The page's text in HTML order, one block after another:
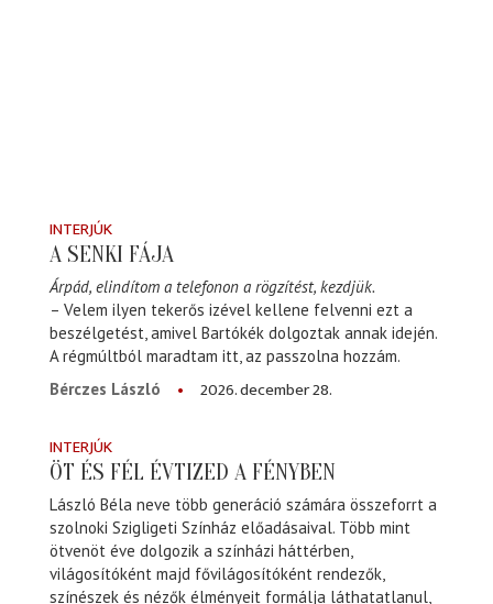
INTERJÚK
A SENKI FÁJA
Árpád, elindítom a telefonon a rögzítést, kezdjük.
– Velem ilyen tekerős izével kellene felvenni ezt a
beszélgetést, amivel Bartókék dolgoztak annak idején.
A régmúltból maradtam itt, az passzolna hozzám.
Bérczes László
2026. december 28.
INTERJÚK
ÖT ÉS FÉL ÉVTIZED A FÉNYBEN
László Béla neve több generáció számára összeforrt a
szolnoki Szigligeti Színház előadásaival. Több mint
ötvenöt éve dolgozik a színházi háttérben,
világosítóként majd fővilágosítóként rendezők,
színészek és nézők élményeit formálja láthatatlanul,